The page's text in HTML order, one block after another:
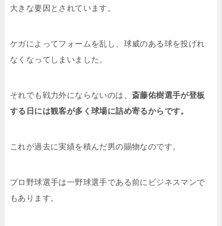
大きな要因とされています。
ケガによってフォームを乱し、球威のある球を投げれ
なくなってしまいました。
それでも戦力外にならないのは、 斎藤佑樹選手が登板
する日には観客が多く球場に詰め寄るからです。
これが過去に実績を積んだ男の賜物なのです。
プロ野球選手は一野球選手である前にビジネスマンで
もあります。